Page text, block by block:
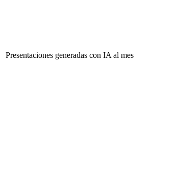
Presentaciones generadas con IA al mes